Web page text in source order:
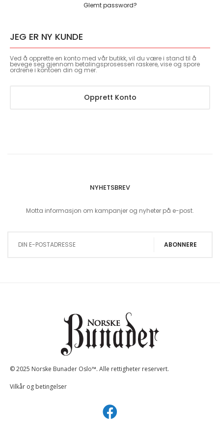
Glemt password?
JEG ER NY KUNDE
Ved å opprette en konto med vår butikk, vil du være i stand til å
bevege seg gjennom betalingsprosessen raskere, vise og spore
ordrene i kontoen din og mer.
Opprett Konto
NYHETSBREV
Motta informasjon om kampanjer og nyheter på e-post.
ABONNERE
© 2025 Norske Bunader Oslo™. Alle rettigheter reservert.
Vilkår og betingelser